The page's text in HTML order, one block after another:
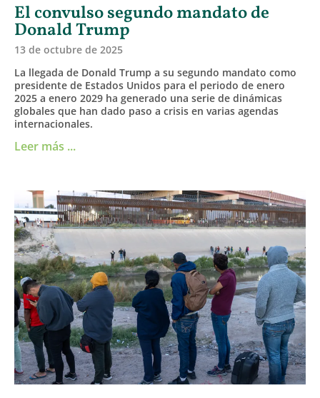
El convulso segundo mandato de
Donald Trump
13 de octubre de 2025
La llegada de Donald Trump a su segundo mandato como
presidente de Estados Unidos para el periodo de enero
2025 a enero 2029 ha generado una serie de dinámicas
globales que han dado paso a crisis en varias agendas
internacionales.
Leer más ...